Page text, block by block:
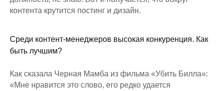
контента крутится постинг и дизайн.
Среди контент-менеджеров высокая конкуренция. Как
быть лучшим?
Как сказала Черная Мамба из фильма «Убить Билла»:
«Мне нравится это слово, его редко удается